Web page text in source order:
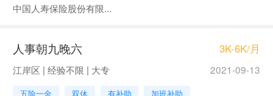
中国人寿保险股份有限...
人事朝九晚六 3K-6K/月
江岸区 | 经验不限 | 大专 2021-09-13
五险一金 双休 有补助 加班补助